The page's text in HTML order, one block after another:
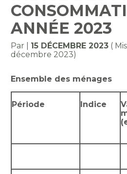
ANNÉE 2023
Par 15 DÉCEMBRE 2023 (
décembre 2023)
Ensemble des ménages
Période Indice